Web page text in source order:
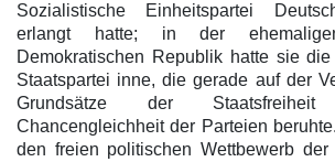
Sozialistische Einheitspartei
erlangt hatte; in der
Demokratischen Republik hatte sie
Staatspartei inne, die gerade auf der
Grundsätze der
Chancengleichheit der Parteien
den freien politischen Wettbewerb der